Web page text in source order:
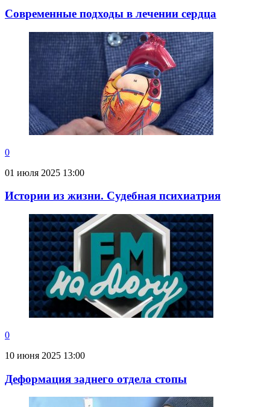
Современные подходы в лечении сердца
0
01 июля 2025 13:00
Истории из жизни. Судебная психиатрия
0
10 июня 2025 13:00
Деформация заднего отдела стопы